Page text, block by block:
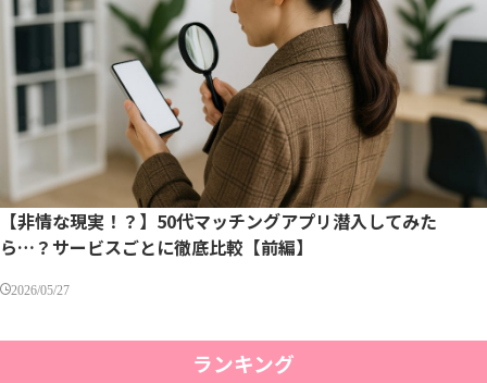
【非情な現実！？】50代マッチングアプリ潜入してみた
ら…？サービスごとに徹底比較【前編】
2026/05/27
ランキング